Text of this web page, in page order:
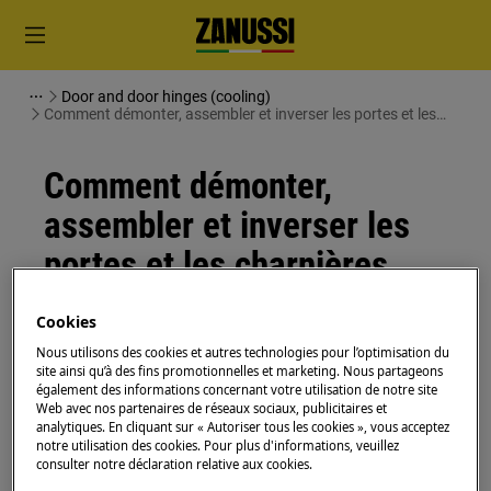
Door and door hinges (cooling)
Comment démonter, assembler et inverser les portes et les
Comment démonter,
assembler et inverser les
portes et les charnières
(13)
Solution
Avant toute opération de maintenance, éteignez
l'appareil et débranchez la fiche secteur de la prise.
Faites toujours attention lorsque vous déplacez des
Cookies
Nous utilisons des cookies et autres technologies pour l’optimisation du
site ainsi qu’à des fins promotionnelles et marketing. Nous partageons
également des informations concernant votre utilisation de notre site
Web avec nos partenaires de réseaux sociaux, publicitaires et
analytiques. En cliquant sur « Autoriser tous les cookies », vous acceptez
notre utilisation des cookies. Pour plus d'informations, veuillez
consulter notre déclaration relative aux cookies.